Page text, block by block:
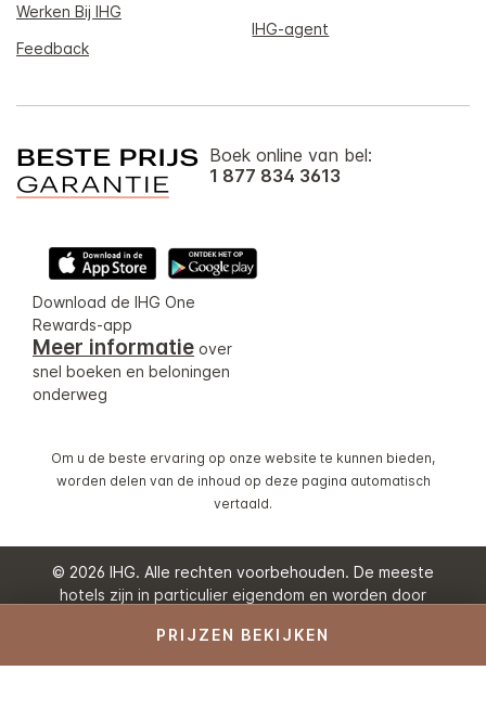
PRIJZEN BEKIJKEN
Werken Bij IHG
IHG-agent
Feedback
Boek online van bel:
1 877 834 3613
Download de IHG One
Rewards-app
Meer informatie over
snel boeken en beloningen
onderweg
Om u de beste ervaring op onze website te kunnen bieden,
worden delen van de inhoud op deze pagina automatisch
vertaald.
© 2026 IHG. Alle rechten voorbehouden. De meeste
hotels zijn in particulier eigendom en worden door